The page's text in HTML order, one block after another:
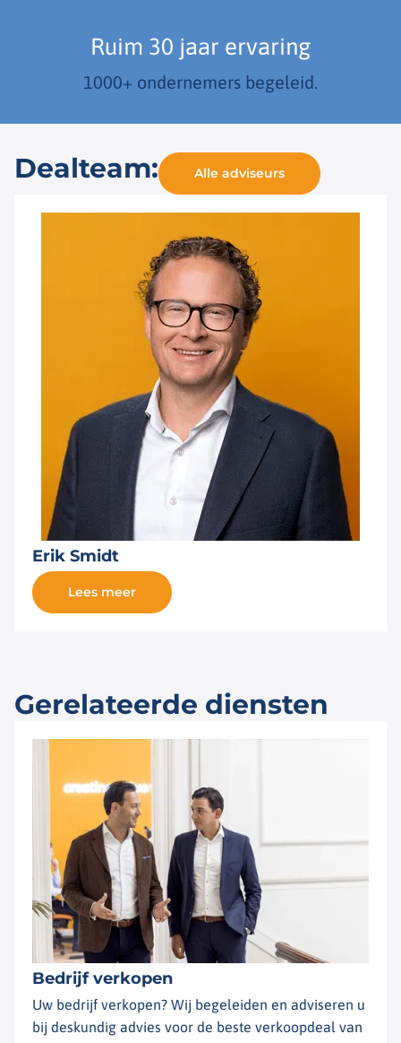
Ruim 30 jaar ervaring
1000+ ondernemers begeleid.
Dealteam: Alle adviseurs
Erik Smidt
Lees meer
Gerelateerde diensten
Bedrijf verkopen
Uw bedrijf verkopen? Wij begeleiden en adviseren u
bij deskundig advies voor de beste verkoopdeal van